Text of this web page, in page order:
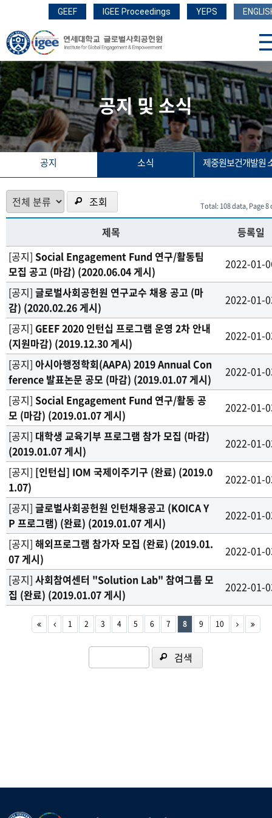
GEEF IGEE Proceedings YEPS
공지 및 소식
공지 소식 제중원보건개발원
조회 Total: 108 data, Page 8
제목
등록일
[공지] Social Engagement Fund 연구/활동팀
모집 공고 (마감) (2020.06.04 게시)
2022-01-
[공지] 글로벌사회공헌원 연구교수 채용 공고 (마
감) (2020.02.26 게시)
2022-01-
[공지] GEEF 2020 인턴십 프로그램 운영 2차 안내
(지원마감) (2019.12.30 게시)
2022-01-
[공지] 아시아행정학회(AAPA) 2019 Annual Con
ference 발표논문 공모 (마감) (2019.01.07 게시)
2022-01-
[공지] Social Engagement Fund 연구/활동 공
모 (마감) (2019.01.07 게시)
2022-01-
[공지] 대학생 교육기부 프로그램 참가 모집 (마감)
(2019.01.07 게시)
2022-01-
[공지] [인턴십] IOM 국제이주기구 (완료) (2019.0
1.07)
2022-01-
[공지] 글로벌사회공헌원 인턴채용공고 (KOICA Y
P 프로그램) (완료) (2019.01.07 게시)
2022-01-
[공지] 해외프로그램 참가자 모집 (완료) (2019.01.
07 게시)
2022-01-
[공지] 사회참여센터 "Solution Lab" 참여그룹 모
집 (완료) (2019.01.07 게시)
2022-01-
1 2 3 4 5 6 7 8 9 10
검색